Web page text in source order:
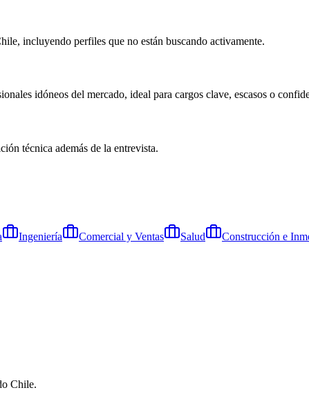
incluyendo perfiles que no están buscando activamente.
idóneos del mercado, ideal para cargos clave, escasos o
técnica además de la entrevista.
Ingeniería Comercial y Ventas Salud Construcción e
Chile.